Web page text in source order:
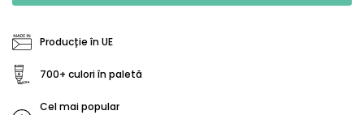
Producție în UE
700+ culori în paletă
Cel mai popular